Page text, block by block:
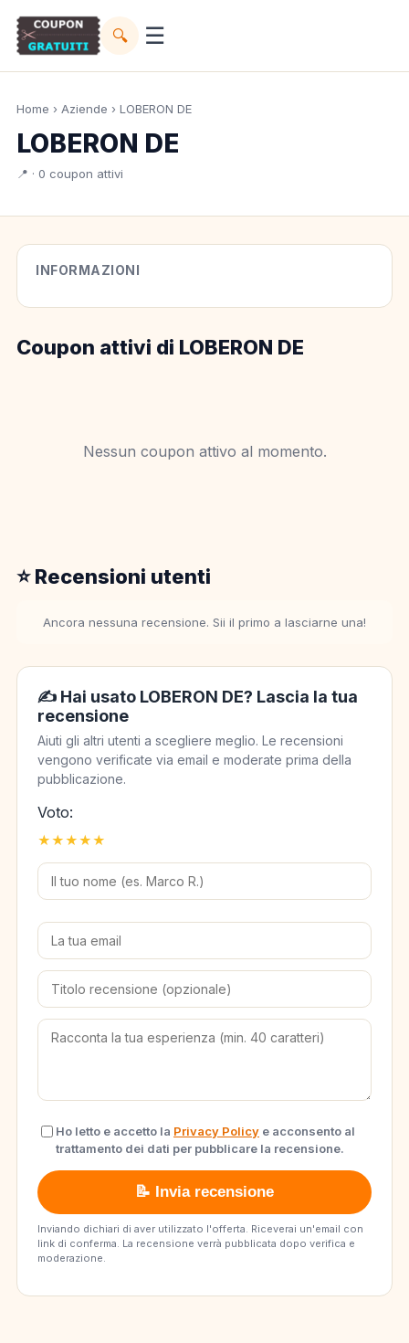
🔍 ☰
Home › Aziende › LOBERON DE
LOBERON DE
📍 · 0 coupon attivi
INFORMAZIONI
Coupon attivi di LOBERON DE
Nessun coupon attivo al momento.
⭐ Recensioni utenti
Ancora nessuna recensione. Sii il primo a lasciarne una!
✍️ Hai usato LOBERON DE? Lascia la tua
recensione
Aiuti gli altri utenti a scegliere meglio. Le recensioni
vengono verificate via email e moderate prima della
pubblicazione.
Voto:
★
★
★
★
★
Ho letto e accetto la Privacy Policy e acconsento al
trattamento dei dati per pubblicare la recensione.
📝 Invia recensione
Inviando dichiari di aver utilizzato l'offerta. Riceverai un'email con
link di conferma. La recensione verrà pubblicata dopo verifica e
moderazione.